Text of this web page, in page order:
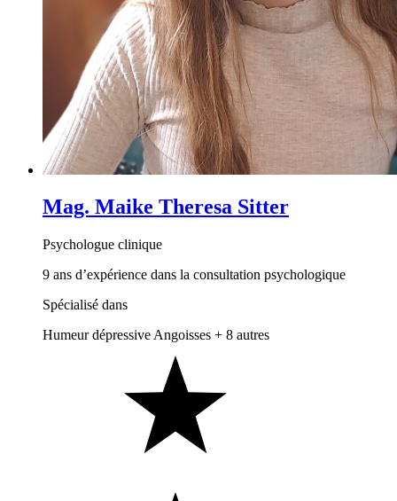
Mag. Maike Theresa Sitter
Psychologue clinique
9 ans d’expérience dans la consultation psychologique
Spécialisé dans
Humeur dépressive Angoisses + 8 autres